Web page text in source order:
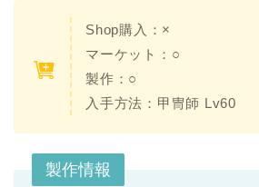
Shop購入：×
マーケット：○
製作：○
入手方法：甲冑師 Lv60
製作情報